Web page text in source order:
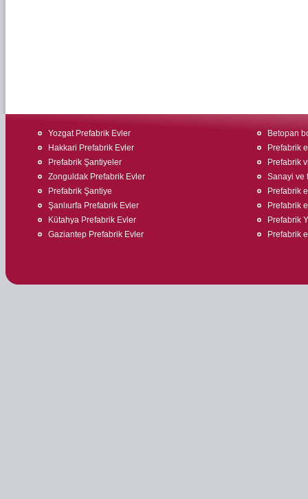
Yozgat Prefabrik Evler
Hakkari Prefabrik Evler
Prefabrik Şantiyeler
Zonguldak Prefabrik Evler
Prefabrik Şantiye
Şanlıurfa Prefabrik Evler
Kütahya Prefabrik Evler
Gaziantep Prefabrik Evler
Betopan
Prefabrik
Prefabrik
Sanayi ve
Prefabrik
Prefabrik
Prefabrik
Prefabrik